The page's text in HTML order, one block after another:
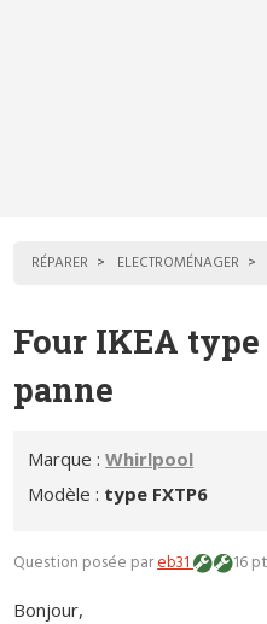
RÉPARER ELECTROMÉNAGER
Four IKEA type
panne
Marque :Whirlpool
Modèle : type FXTP6
Question posée pareb31 16
Bonjour,